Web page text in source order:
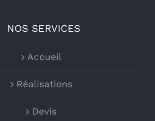
NOS SERVICES
Accueil
Réalisations
Devis